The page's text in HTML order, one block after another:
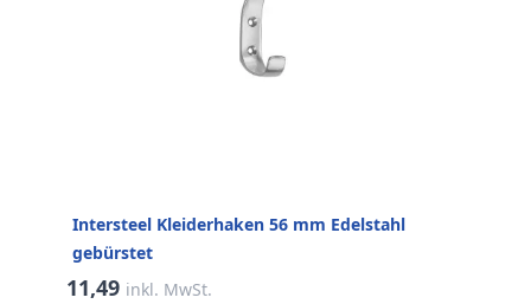
Intersteel Kleiderhaken 56 mm Edelstahl
gebürstet
11,49 inkl. MwSt.